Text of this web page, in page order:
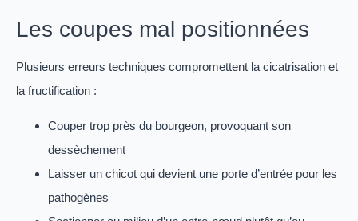
Les coupes mal positionnées
Plusieurs erreurs techniques compromettent la cicatrisation et
la fructification :
Couper trop près du bourgeon, provoquant son
dessèchement
Laisser un chicot qui devient une porte d’entrée pour les
pathogènes